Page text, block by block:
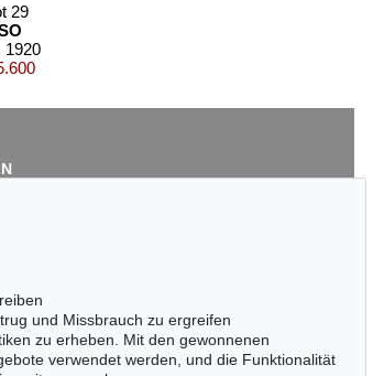
29
1920
- Lot 469
, 1959
112.500
und Missbrauch zu ergreifen
zu erheben. Mit den gewonnenen
verwendet werden, und die Funktionalität